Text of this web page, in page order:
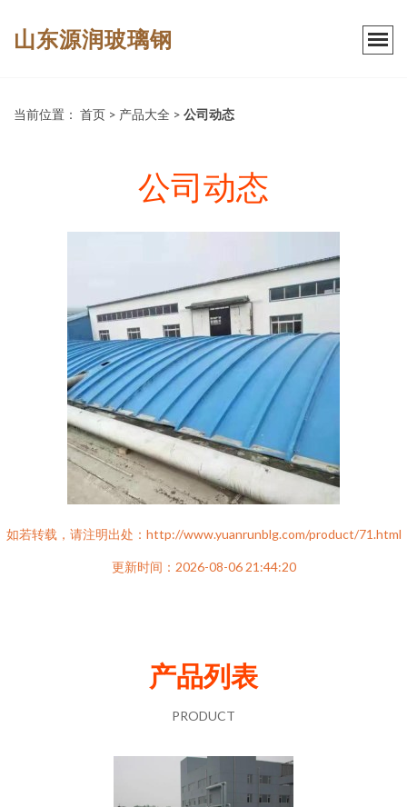
山东源润玻璃钢
当前位置： 首页 > 产品大全 > 公司动态
公司动态
如若转载，请注明出处：http://www.yuanrunblg.com/product/71.html
更新时间：2026-08-06 21:44:20
产品列表
PRODUCT